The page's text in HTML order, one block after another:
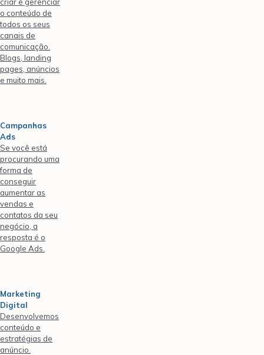
o conteúdo de
todos os seus
canais de
comunicação.
Blogs, landing
pages, anúncios
e muito mais.
Campanhas
Ads
Se você está
procurando uma
forma de
conseguir
aumentar as
vendas e
contatos da seu
negócio, a
resposta é o
Google Ads.
Marketing
Digital
Desenvolvemos
conteúdo e
estratégias de
anúncio.